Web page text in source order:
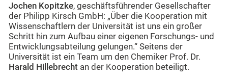
Jochen Kopitzke, geschäftsführender Gesellschafter
der Philipp Kirsch GmbH: „Über die Kooperation mit
Wissenschaftlern der Universität ist uns ein großer
Schritt hin zum Aufbau einer eigenen Forschungs- und
Entwicklungsabteilung gelungen.“ Seitens der
Universität ist ein Team um den Chemiker Prof. Dr.
Harald Hillebrecht an der Kooperation beteiligt.